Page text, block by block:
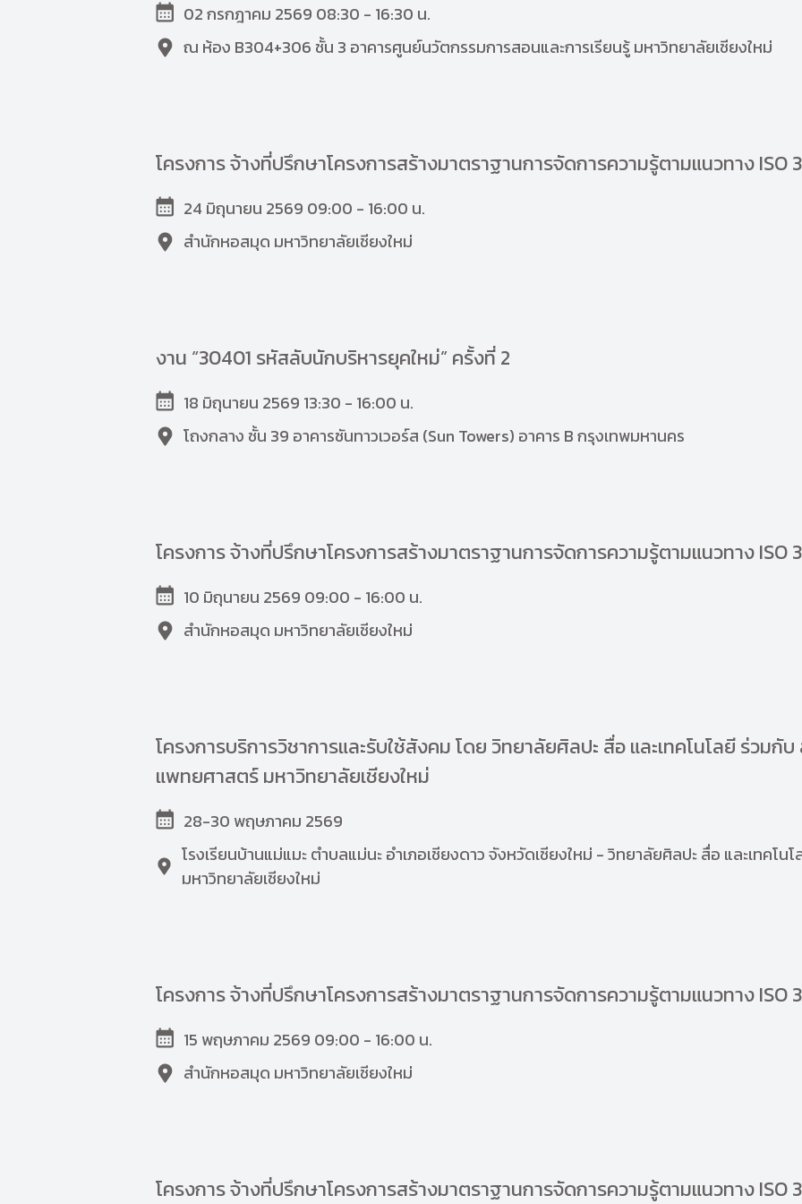
02 กรกฎาคม 2569 08:30 - 16:30 น.
ณ ห้อง B304+306 ชั้น 3 อาคารศูนย์นวัตกรรมการสอนและการเรียนรู้ มหาวิทยาลัยเชียงใหม่
โครงการ จ้างที่ปรึกษาโครงการสร้างมาตราฐานการจัดการความรู้ตามแนวทาง
24 มิถุนายน 2569 09:00 - 16:00 น.
สำนักหอสมุด มหาวิทยาลัยเชียงใหม่
งาน “30401 รหัสลับนักบริหารยุคใหม่” ครั้งที่ 2
18 มิถุนายน 2569 13:30 - 16:00 น.
โถงกลาง ชั้น 39 อาคารซันทาวเวอร์ส (Sun Towers) อาคาร B กรุงเทพมหานคร
โครงการ จ้างที่ปรึกษาโครงการสร้างมาตราฐานการจัดการความรู้ตามแนวทาง
10 มิถุนายน 2569 09:00 - 16:00 น.
สำนักหอสมุด มหาวิทยาลัยเชียงใหม่
โครงการบริการวิชาการและรับใช้สังคม โดย วิทยาลัยศิลปะ สื่อ และเทคโนโลยี ร่ว
แพทยศาสตร์ มหาวิทยาลัยเชียงใหม่
28-30 พฤษภาคม 2569
โรงเรียนบ้านแม่แมะ ตำบลแม่นะ อำเภอเชียงดาว จังหวัดเชียงใหม่ - วิทยาลัยศิลปะ สื่อ และเท
มหาวิทยาลัยเชียงใหม่
โครงการ จ้างที่ปรึกษาโครงการสร้างมาตราฐานการจัดการความรู้ตามแนวทาง
15 พฤษภาคม 2569 09:00 - 16:00 น.
สำนักหอสมุด มหาวิทยาลัยเชียงใหม่
โครงการ จ้างที่ปรึกษาโครงการสร้างมาตราฐานการจัดการความรู้ตามแนวทาง